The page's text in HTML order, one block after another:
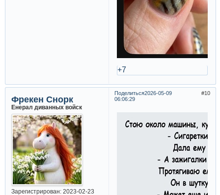
+7
Поделиться 10
2026-05-09
06:06:29
Фрекен Снорк
Енерал диванных войск
Зарегистрирован: 2023-02-23